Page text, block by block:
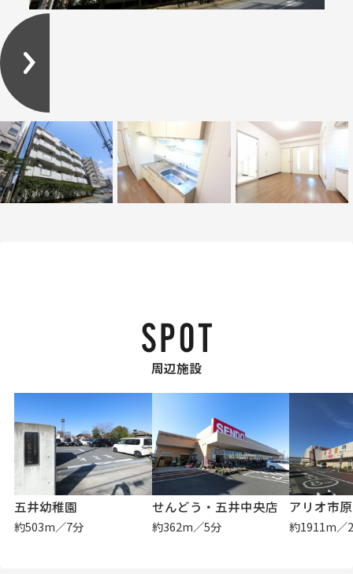
周辺施設
五井幼稚園
約503m／7分
せんどう・五井中央店
約362m／5分
アリオ市原
約1911m／